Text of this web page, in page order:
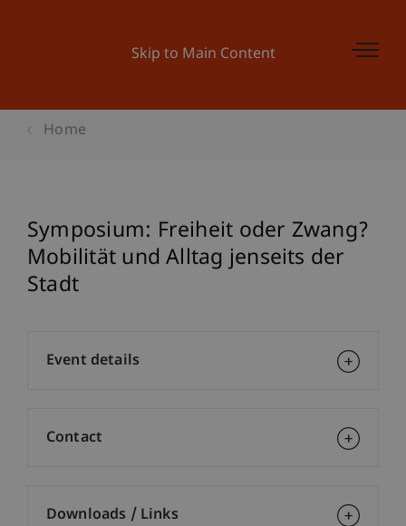
Skip to Main Content
Home
Symposium: Freiheit oder Zwang?
Mobilität und Alltag jenseits der
Stadt
Event details
Contact
Downloads / Links